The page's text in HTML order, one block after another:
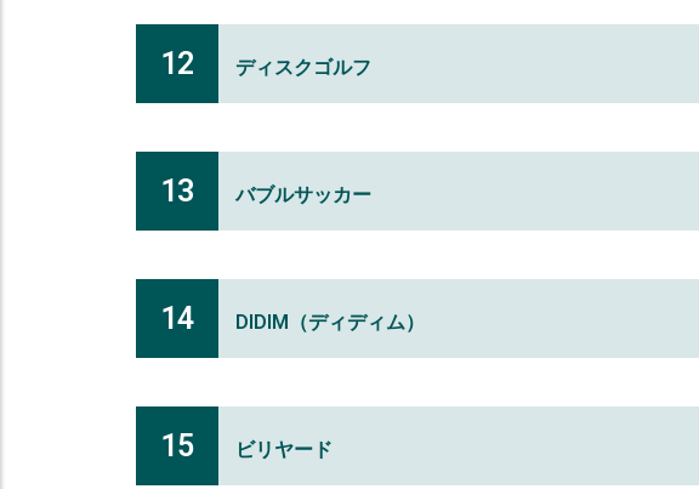
12 ディスクゴルフ
13 バブルサッカー
14 DIDIM（ディディム）
15 ビリヤード